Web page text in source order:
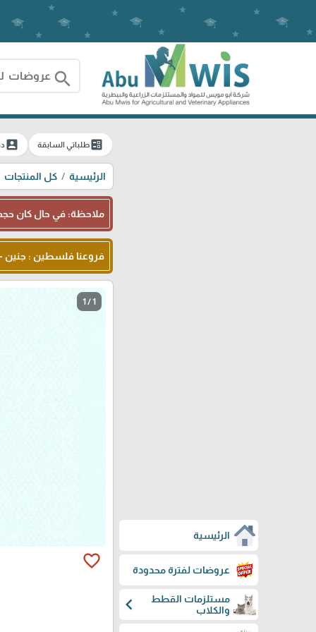
search
الرئيسية
عروضات لفترة محدودة
مستلزمات القطط
والكلاب
chevron_left
ballotطلباتي السابقة account_box
الرئيسية كل المنتجات
ملاحظة: في حال كان حجم
فروعنا فلسطين : جنين -
1 / 1
favorite_border